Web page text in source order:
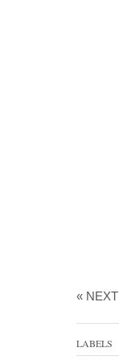
« NEXT
LABELS